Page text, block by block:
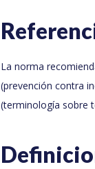
La norma
(prevención contra
(terminología sobre